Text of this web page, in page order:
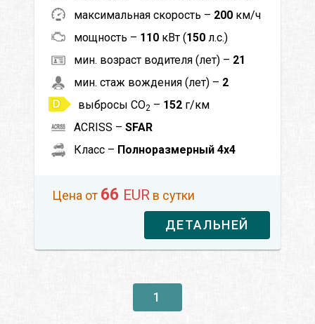
максимальная скорость – 200 км/ч
мощность – 110 кВт (150 л.с.)
мин. возраст водителя (лет) – 21
мин. стаж вождения (лет) – 2
выбросы CO2 – 152 г/км
ACRISS – SFAR
Класс – Полноразмерный 4x4
Цена от 66 EUR в сутки
ДЕТАЛЬНЕЙ
1